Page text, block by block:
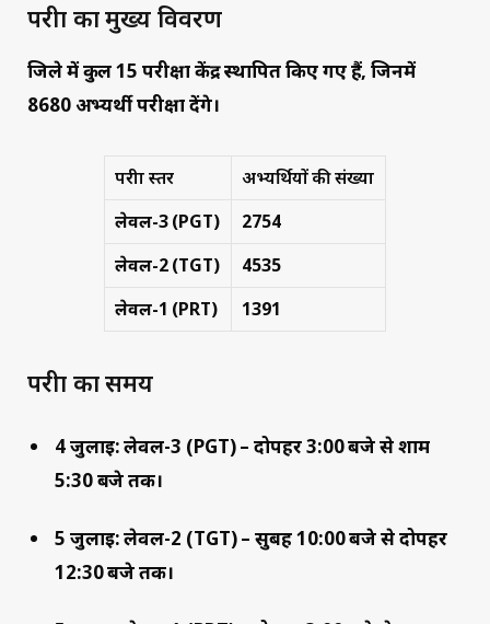
परीक्षा का मुख्य विवरण
जिले में कुल15 परीक्षा केंद्रस्थापित किए गए हैं, जिनमें
8680 अभ्यर्थीपरीक्षा देंगे।
परीक्षा स्तर
अभ्यर्थियों की संख्या
लेवल-3 (PGT)
2754
लेवल-2 (TGT)
4535
लेवल-1 (PRT)
1391
परीक्षा का समय
4 जुलाई:लेवल-3 (PGT) – दोपहर 3:00 बजे से शाम
5:30 बजे तक।
5 जुलाई:लेवल-2 (TGT) – सुबह 10:00 बजे से दोपहर
12:30 बजे तक।